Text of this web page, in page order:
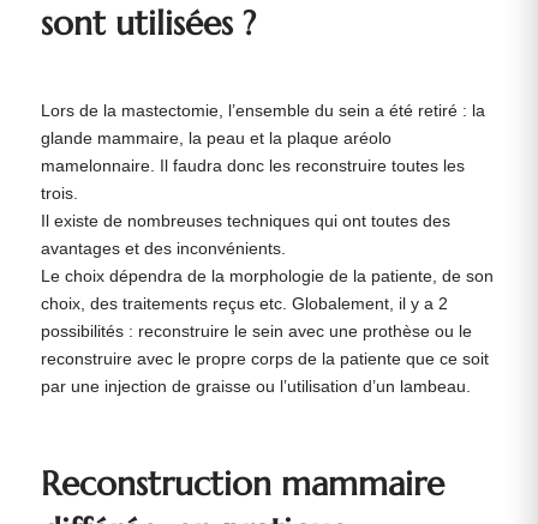
sont utilisées ?
Lors de la mastectomie, l’ensemble du sein a été retiré : la
glande mammaire, la peau et la plaque aréolo
mamelonnaire. Il faudra donc les reconstruire toutes les
trois.
Il existe de nombreuses techniques qui ont toutes des
avantages et des inconvénients.
Le choix dépendra de la morphologie de la patiente, de son
choix, des traitements reçus etc. Globalement, il y a 2
possibilités : reconstruire le sein avec une prothèse ou le
reconstruire avec le propre corps de la patiente que ce soit
par une injection de graisse ou l’utilisation d’un lambeau.
Reconstruction mammaire